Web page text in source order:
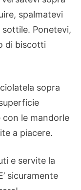
spalmatevi
Ponetevi,
di biscotti
sopra
le mandorle
a piacere.
e servite la
sicuramente